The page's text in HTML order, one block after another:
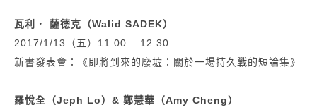
瓦利． 薩德克（Walid SADEK）
2017/1/13（五）11:00 – 12:30
新書發表會：《即將到來的廢墟：關於一場持久戰的短論集》
羅悅全（Jeph Lo）& 鄭慧華（Amy Cheng）